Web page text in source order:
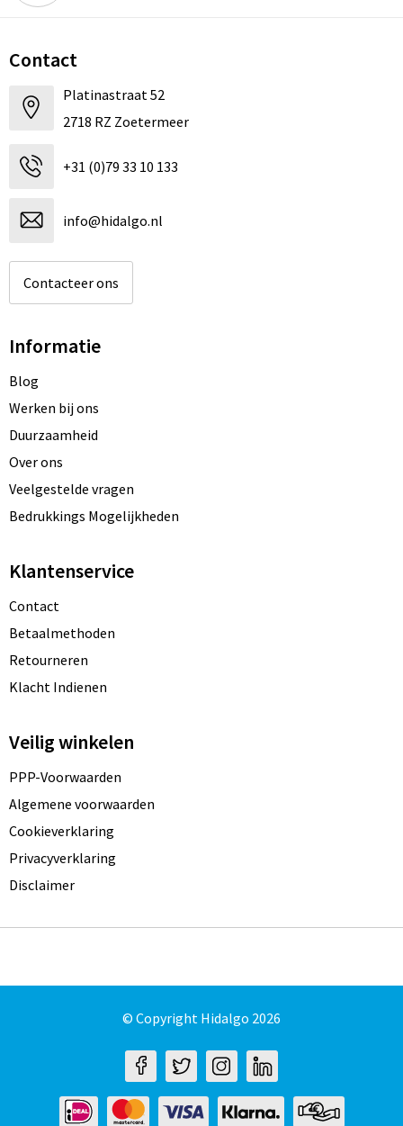
Contact
Platinastraat 52
2718 RZ Zoetermeer
+31 (0)79 33 10 133
info@hidalgo.nl
Contacteer ons
Informatie
Blog
Werken bij ons
Duurzaamheid
Over ons
Veelgestelde vragen
Bedrukkings Mogelijkheden
Klantenservice
Contact
Betaalmethoden
Retourneren
Klacht Indienen
Veilig winkelen
PPP-Voorwaarden
Algemene voorwaarden
Cookieverklaring
Privacyverklaring
Disclaimer
© Copyright Hidalgo 2026